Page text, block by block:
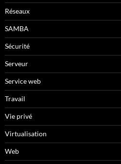
Réseaux
SAMBA
Sécurité
Serveur
Service web
Travail
Vie privé
Virtualisation
Web